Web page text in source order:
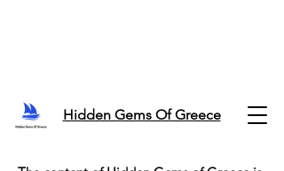
Hidden Gems Of Greece